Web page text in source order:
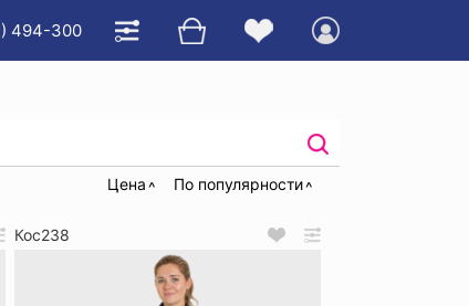
494-300
Цена По популярности
Кос238